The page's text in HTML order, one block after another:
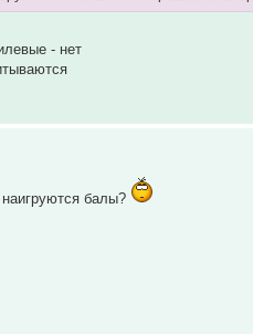
- нет
балы?